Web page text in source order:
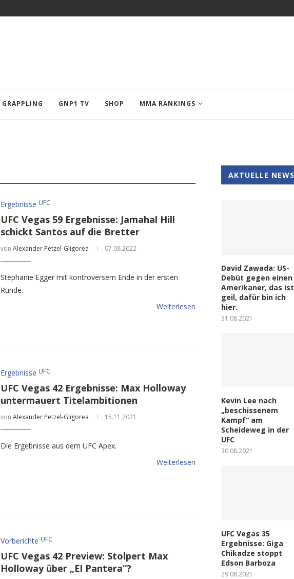
GRAPPLING GNP1 TV SHOP MMA RANKINGS
Ergebnisse UFC
UFC Vegas 59 Ergebnisse: Jamahal Hill
schickt Santos auf die Bretter
von Alexander Petzel-Gligorea 07.08.2022
Stephanie Egger mit kontroversem Ende in der ersten
Runde.
Weiterlesen
Ergebnisse UFC
UFC Vegas 42 Ergebnisse: Max Holloway
untermauert Titelambitionen
von Alexander Petzel-Gligorea 15.11.2021
Die Ergebnisse aus dem UFC Apex.
Weiterlesen
Vorberichte UFC
UFC Vegas 42 Preview: Stolpert Max
Holloway über „El Pantera“?
AKTUELLE NEWS
David Zawada: US-
Debüt gegen einen
Amerikaner, das ist
geil, dafür bin ich
hier.
31.08.2021
Kevin Lee nach
„beschissenem
Kampf“ am
Scheideweg in der
UFC
30.08.2021
UFC Vegas 35
Ergebnisse: Giga
Chikadze stoppt
Edson Barboza
29.08.2021